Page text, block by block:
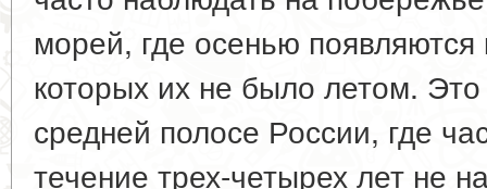
морей, где осенью появляются
которых их не было летом.
средней полосе России, где
течение трех-четырех лет не